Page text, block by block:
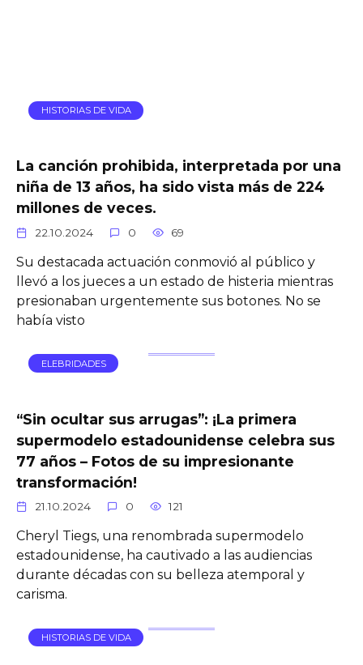
HISTORIAS DE VIDA
La canción prohibida, interpretada por una
niña de 13 años, ha sido vista más de 224
millones de veces.
22.10.2024 0 69
Su destacada actuación conmovió al público y
llevó a los jueces a un estado de histeria mientras
presionaban urgentemente sus botones. No se
había visto
ELEBRIDADES
“Sin ocultar sus arrugas”: ¡La primera
supermodelo estadounidense celebra sus
77 años – Fotos de su impresionante
transformación!
21.10.2024 0 121
Cheryl Tiegs, una renombrada supermodelo
estadounidense, ha cautivado a las audiencias
durante décadas con su belleza atemporal y
carisma.
HISTORIAS DE VIDA